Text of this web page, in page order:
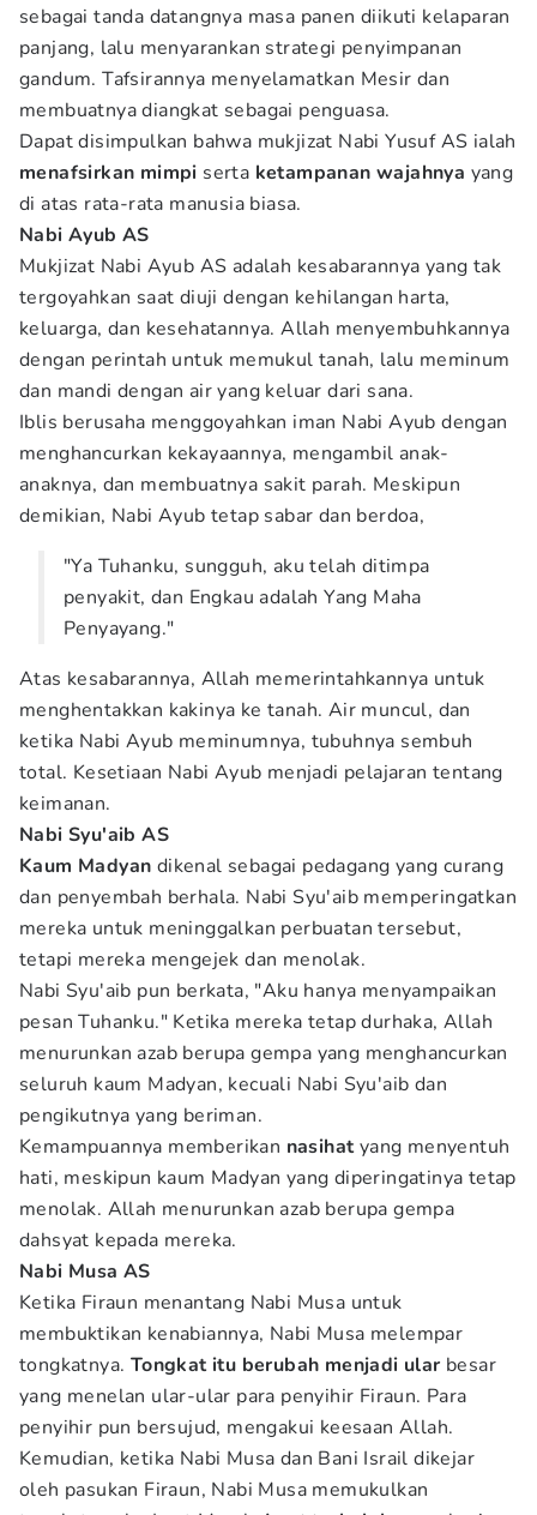
sebagai tanda datangnya masa panen diikuti kelaparan
panjang, lalu menyarankan strategi penyimpanan
gandum. Tafsirannya menyelamatkan Mesir dan
membuatnya diangkat sebagai penguasa.
Dapat disimpulkan bahwa mukjizat Nabi Yusuf AS ialah
menafsirkan mimpi serta ketampanan wajahnya yang
di atas rata-rata manusia biasa.
Nabi Ayub AS
Mukjizat Nabi Ayub AS adalah kesabarannya yang tak
tergoyahkan saat diuji dengan kehilangan harta,
keluarga, dan kesehatannya. Allah menyembuhkannya
dengan perintah untuk memukul tanah, lalu meminum
dan mandi dengan air yang keluar dari sana.
Iblis berusaha menggoyahkan iman Nabi Ayub dengan
menghancurkan kekayaannya, mengambil anak-
anaknya, dan membuatnya sakit parah. Meskipun
demikian, Nabi Ayub tetap sabar dan berdoa,
"Ya Tuhanku, sungguh, aku telah ditimpa
penyakit, dan Engkau adalah Yang Maha
Penyayang."
Atas kesabarannya, Allah memerintahkannya untuk
menghentakkan kakinya ke tanah. Air muncul, dan
ketika Nabi Ayub meminumnya, tubuhnya sembuh
total. Kesetiaan Nabi Ayub menjadi pelajaran tentang
keimanan.
Nabi Syu'aib AS
Kaum Madyan dikenal sebagai pedagang yang curang
dan penyembah berhala. Nabi Syu'aib memperingatkan
mereka untuk meninggalkan perbuatan tersebut,
tetapi mereka mengejek dan menolak.
Nabi Syu'aib pun berkata, "Aku hanya menyampaikan
pesan Tuhanku." Ketika mereka tetap durhaka, Allah
menurunkan azab berupa gempa yang menghancurkan
seluruh kaum Madyan, kecuali Nabi Syu'aib dan
pengikutnya yang beriman.
Kemampuannya memberikan nasihatyang menyentuh
hati, meskipun kaum Madyan yang diperingatinya tetap
menolak. Allah menurunkan azab berupa gempa
dahsyat kepada mereka.
Nabi Musa AS
Ketika Firaun menantang Nabi Musa untuk
membuktikan kenabiannya, Nabi Musa melempar
tongkatnya. Tongkat itu berubah menjadi ular besar
yang menelan ular-ular para penyihir Firaun. Para
penyihir pun bersujud, mengakui keesaan Allah.
Kemudian, ketika Nabi Musa dan Bani Israil dikejar
oleh pasukan Firaun, Nabi Musa memukulkan